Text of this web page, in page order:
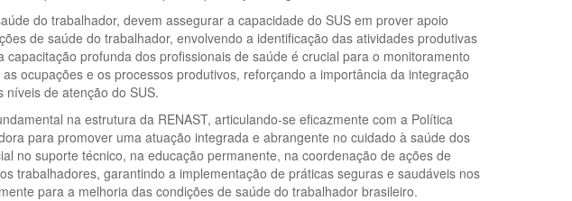
do trabalhador, devem assegurar a capacidade do SUS em prover apoio
de saúde do trabalhador, envolvendo a identificação das atividades produtivas
profunda dos profissionais de saúde é crucial para o monitoramento
ocupações e os processos produtivos, reforçando a importância da integração
de atenção do SUS.
na estrutura da RENAST, articulando-se eficazmente com a Política
para promover uma atuação integrada e abrangente no cuidado à saúde dos
no suporte técnico, na educação permanente, na coordenação de ações de
trabalhadores, garantindo a implementação de práticas seguras e saudáveis nos
para a melhoria das condições de saúde do trabalhador brasileiro.